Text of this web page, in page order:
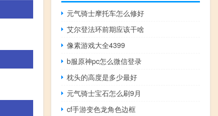
元气骑士摩托车怎么修好
艾尔登法环前期应该干啥
像素游戏大全4399
b服原神pc怎么微信登录
枕头的高度是多少最好
元气骑士宝石怎么刷9月
cf手游变色龙角色边框